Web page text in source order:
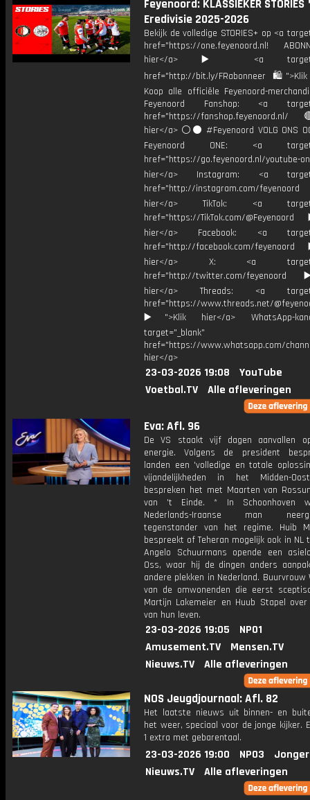
Feyenoord: KLASSIEKER STORIES
Eredivisie 2025-2026
Bekijk de volledige STORIES+ op <a
href="https://one.feyenoord.nl!
hier</a> ▶️ <a
href="http://bit.ly/FRabonneer
Koop alle officiële Feyenoord-
Feyenoord Fanshop: <a
href="https://
hier</a> ⚪️⚫ #Feyenoord VOLG ONS
Feyenoord ONE: <a
href="https://go.feyenoord.nl/youtube-
hier</a> Instagram: <a
href="http://instagram.com/
hier</a> TikTok: <a
href="https://TikTok.com/
hier</a> Facebook: <a
href="http://facebook.com/
hier</a> X: <a
href="http://twitter.com/
hier</a> Threads: <a
href="https://www.threads.net/
▶️">Klik hier</a> WhatsApp-
target="_blank"
href="https://www.whatsapp.com/
hier</a>
23-03-2026 19:08
YouTube
Voetbal.TV
Alle afleveringen
Eva: Afl. 96
De VS staakt vijf dagen aanvallen
energie. Volgens de president
landen een 'volledige en totale
vijandelijkheden in het Midden-
bespreken het met Maarten van
van 't Einde. * In Schoonhoven
Nederlands-Iraanse man
tegenstander van het regime. Huib
bespreekt of Teheran mogelijk ook in NL
Angelo Schuurmans opende een
Oss, waar hij de dingen anders
andere plekken in Nederland. Buurvrouw
van de omwonenden die eerst
Martijn Lakemeier en Huub Stapel
van hun leven.
23-03-2026 19:05
NPO1
Amusement.TV
Mensen.TV
Nieuws.TV
Alle afleveringen
NOS Jeugdjournaal: Afl. 82
Het laatste nieuws uit binnen- en
het weer, speciaal voor de jonge kijker.
1 extra met gebarentaal.
23-03-2026 19:00 NPO3
Nieuws.TV
Alle afleveringen